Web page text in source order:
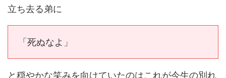
立ち去る弟に
「死ぬなよ」
と穏やかな笑みを向けていたのはこれが今生の別れ